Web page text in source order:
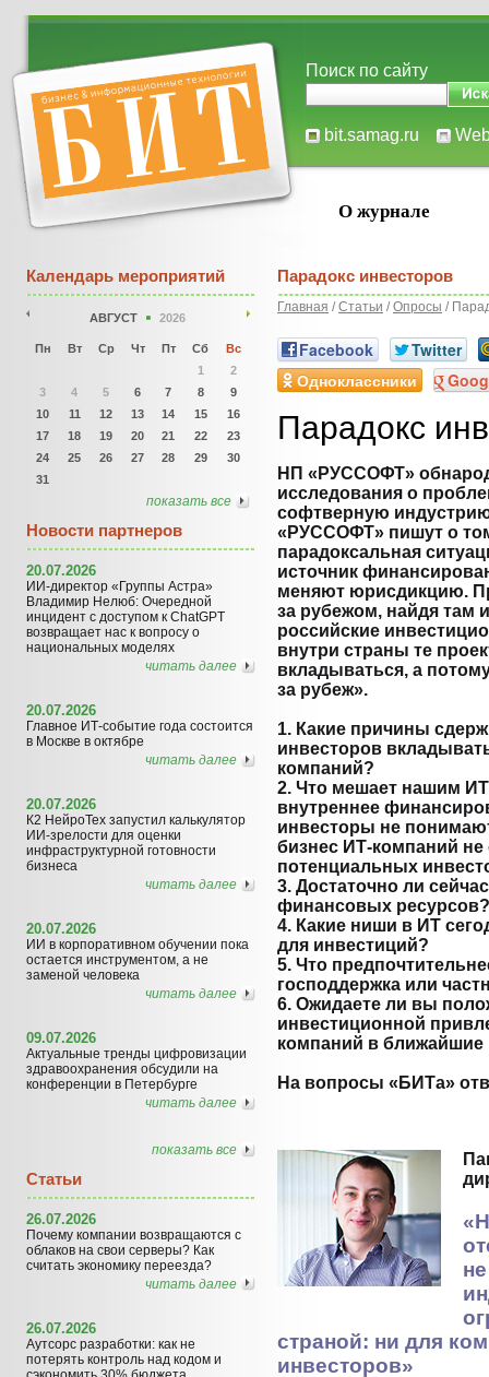
Поиск по сайту
bit.samag.ru
О журнале
Календарь мероприятий
АВГУСТ 2026
Пн Вт Ср Чт Пт Сб
Вс
1
2
3
4 5 6 7 8
9
10
11 12 13 14 15
16
17
18 19 20 21 22
23
24
25 26 27 28 29
30
31
показать все
Новости партнеров
20.07.2026
ИИ-директор «Группы Астра»
Владимир Нелюб: Очередной
инцидент с доступом к ChatGPT
возвращает нас к вопросу о
национальных моделях
читать далее
20.07.2026
Главное ИТ-событие года состоится
в Москве в октябре
читать далее
20.07.2026
К2 НейроТех запустил калькулятор
ИИ-зрелости для оценки
инфраструктурной готовности
бизнеса
читать далее
20.07.2026
ИИ в корпоративном обучении пока
остается инструментом, а не
заменой человека
читать далее
09.07.2026
Актуальные тренды цифровизации
здравоохранения обсудили на
конференции в Петербурге
читать далее
показать все
Статьи
26.07.2026
Почему компании возвращаются с
облаков на свои серверы? Как
считать экономику переезда?
читать далее
26.07.2026
Аутсорс разработки: как не
потерять контроль над кодом и
Парадокс инвесторов
Главная /Статьи /Опросы /
Facebook
Twitter
Одноклассники
Парадокс
НП «РУССОФТ»
исследования о
софтверную
«РУССОФТ» пишут о
парадоксальная
источник
меняют юрисдикцию.
за рубежом, найдя там
российские
внутри страны те
вкладываться, а
за рубеж».
1. Какие причины
инвесторов
компаний?
2. Что мешает нашим
внутреннее
инвесторы не
бизнес ИТ-компаний не
потенциальных
3. Достаточно ли
финансовых ресурсов?
4. Какие ниши в ИТ
для инвестиций?
5. Что
господдержка или
6. Ожидаете ли вы
инвестиционной
компаний в
На вопросы «БИТа»
страной: ни для
инвесторов»